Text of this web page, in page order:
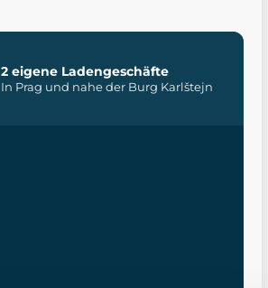
2 eigene Ladengeschäfte
In Prag und nahe der Burg Karlštejn